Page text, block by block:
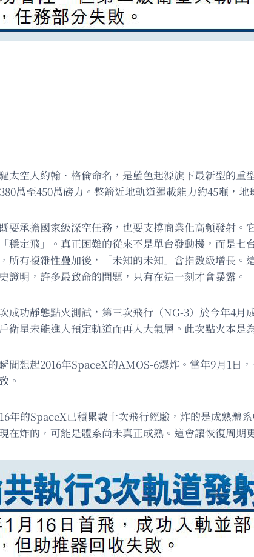
太空人約翰．格倫命名，是藍色起源旗下最新型的
萬至450萬磅力。整箭近地軌道運載能力約45噸，地
要承擔國家級深空任務，也要支撐商業化高頻發射
定飛」。真正困難的從來不是單台發動機，而是七
所有複雜性疊加後，「未知的未知」會指數級增長
證明，許多最致命的問題，只有在這一刻才會暴露。
成功靜態點火測試，第三次飛行（NG-3）於今年4
衛星未能進入預定軌道而再入大氣層。此次點火本
間想起2016年SpaceX的AMOS-6爆炸。當年9月1日
。
年的SpaceX已積累數十次飛行經驗，炸的是成熟體
在炸的，可能是體系尚未真正成熟。這會讓恢復周期